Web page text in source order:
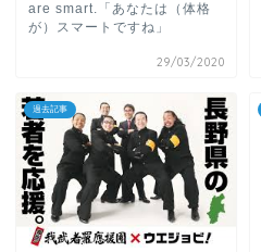
are smart.「あなたは（体格
が）スマートですね」
29/03/2020
過去記事